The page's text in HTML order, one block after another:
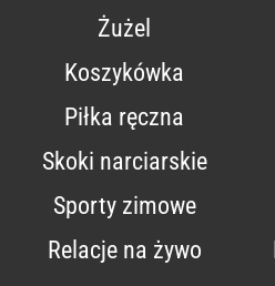
Żużel
Koszykówka
Piłka ręczna
Skoki narciarskie
Sporty zimowe
Relacje na żywo